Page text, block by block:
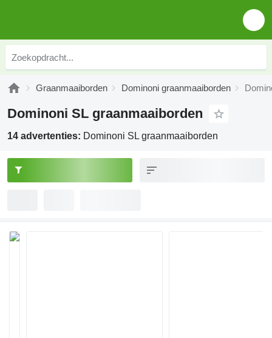
Graanmaaiborden Dominoni graanmaaiborden
Dominoni SL graanmaaiborden
14 advertenties: Dominoni SL graanmaaiborden